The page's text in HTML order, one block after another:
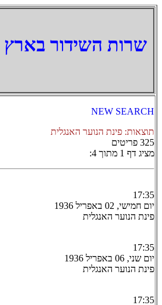
‏שרות השידור בארץ
NEW SEARCH
תוצאות: פינת הנוער האנגלית
325 פריטים
מציג דף 1 מתוך 4:
17:35
יום חמישי, 02 באפריל 1936
פינת הנוער האנגלית
17:35
יום שני, 06 באפריל 1936
פינת הנוער האנגלית
17:35